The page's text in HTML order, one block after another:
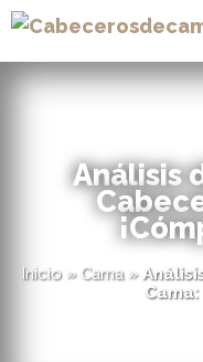
Análisis
Inicio» Cama»
Cama: